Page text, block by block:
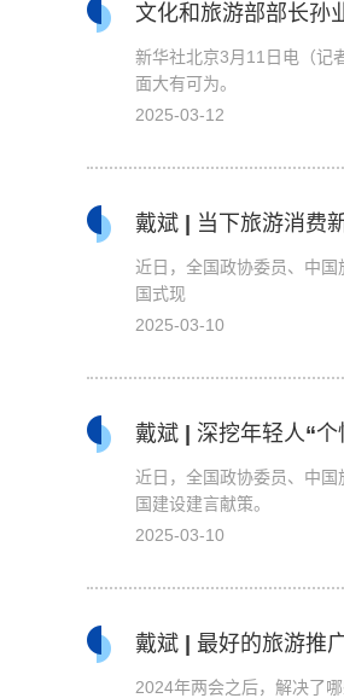
文化和旅游部部长孙
新华社北京3月11日电（记
面大有可为。
2025-03-12
戴斌 | 当下旅游消费
近日，全国政协委员、中
国式现
2025-03-10
戴斌 | 深挖年轻人“
近日，全国政协委员、中
国建设建言献策。
2025-03-10
戴斌 | 最好的旅游推
2024年两会之后，解决了